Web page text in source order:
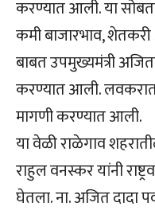
करण्यात आली. या
कमी बाजारभाव,
बाबत उपमुख्यमंत्री
करण्यात आली.
मागणी करण्यात आली.
या वेळी राळेगाव
राहुल वनस्कर यांनी
घेतला. ना. अजित दादा